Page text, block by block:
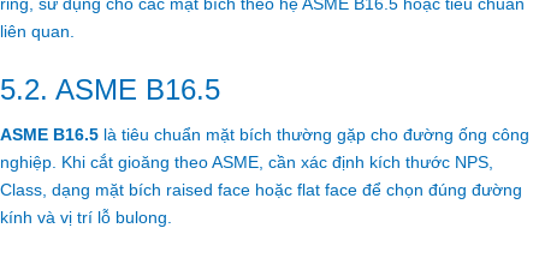
liên quan.
5.2. ASME B16.5
ASME B16.5 là tiêu chuẩn mặt bích thường gặp cho đường ống công
nghiệp. Khi cắt gioăng theo ASME, cần xác định kích thước NPS,
Class, dạng mặt bích raised face hoặc flat face để chọn đúng đường
kính và vị trí lỗ bulong.